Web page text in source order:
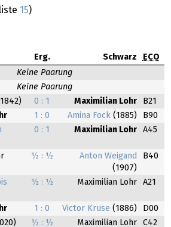
15)
Erg. Schwarz
ECO
Keine Paarung
Keine Paarung
0 : 1 Maximilian Lohr
B21
1 : 0 Amina Fock (1885)
B90
0 : 1 Maximilian Lohr A45
½ : ½
Anton Weigand
(1907)
B40
½ : ½ Maximilian Lohr A21
1 : 0 Victor Kruse (1886)
D00
½ : ½ Maximilian Lohr C42